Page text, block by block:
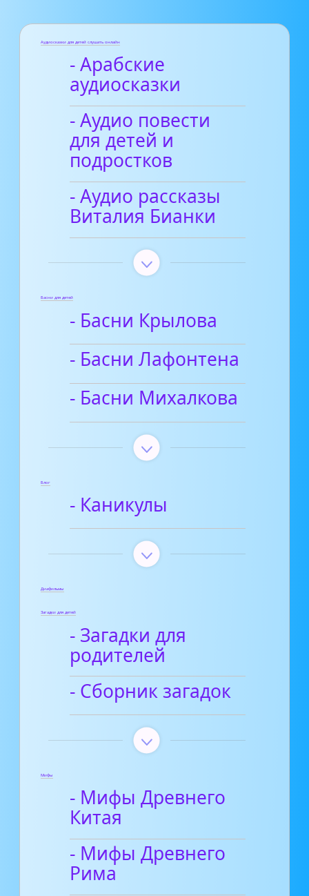
Аудиосказки для детей слушать онлайн
- Арабские
аудиосказки
- Аудио повести
для детей и
подростков
- Аудио рассказы
Виталия Бианки
Басни для детей
- Басни Крылова
- Басни Лафонтена
- Басни Михалкова
Блог
- Каникулы
Диафильмы
Загадки для детей
- Загадки для
родителей
- Сборник загадок
Мифы
- Мифы Древнего
Китая
- Мифы Древнего
Рима